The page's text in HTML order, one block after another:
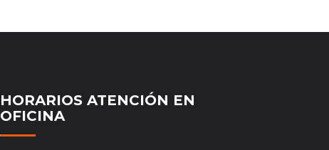
HORARIOS ATENCIÓN EN
OFICINA